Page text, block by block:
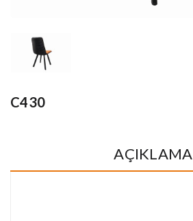
C430
AÇIKLAMA